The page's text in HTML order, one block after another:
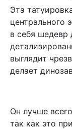
Эта
центрального
в себя шедевр
выглядит
делает
Он лучше
так как это